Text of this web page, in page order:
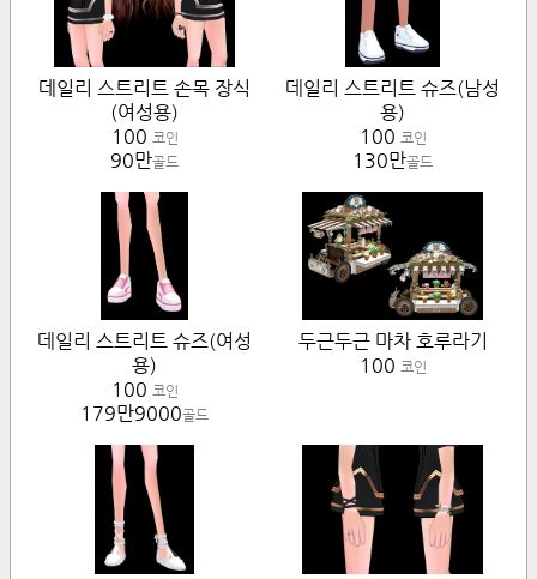
데일리 스트리트 손목 장식
(여성용)
100 코인
90만골드
데일리 스트리트 슈즈(남성
용)
100 코인
130만골드
데일리 스트리트 슈즈(여성
용)
100 코인
179만9000골드
두근두근 마차 호루라기
100 코인